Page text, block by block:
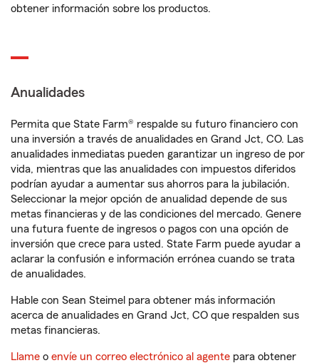
obtener información sobre los productos.
Anualidades
Permita que State Farm® respalde su futuro financiero con
una inversión a través de anualidades en Grand Jct, CO. Las
anualidades inmediatas pueden garantizar un ingreso de por
vida, mientras que las anualidades con impuestos diferidos
podrían ayudar a aumentar sus ahorros para la jubilación.
Seleccionar la mejor opción de anualidad depende de sus
metas financieras y de las condiciones del mercado. Genere
una futura fuente de ingresos o pagos con una opción de
inversión que crece para usted. State Farm puede ayudar a
aclarar la confusión e información errónea cuando se trata
de anualidades.
Hable con Sean Steimel para obtener más información
acerca de anualidades en Grand Jct, CO que respalden sus
metas financieras.
Llame o envíe un correo electrónico al agente para obtener